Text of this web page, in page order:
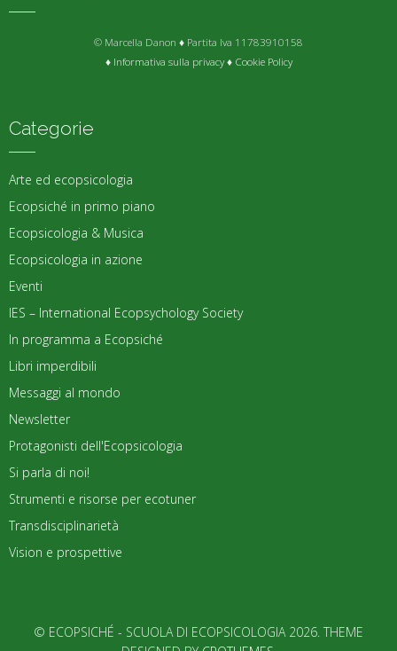
© Marcella Danon ♦ Partita Iva 11783910158
♦ Informativa sulla privacy♦ Cookie Policy
Categorie
Arte ed ecopsicologia
Ecopsiché in primo piano
Ecopsicologia & Musica
Ecopsicologia in azione
Eventi
IES – International Ecopsychology Society
In programma a Ecopsiché
Libri imperdibili
Messaggi al mondo
Newsletter
Protagonisti dell'Ecopsicologia
Si parla di noi!
Strumenti e risorse per ecotuner
Transdisciplinarietà
Vision e prospettive
© ECOPSICHÉ - SCUOLA DI ECOPSICOLOGIA 2026. THEME